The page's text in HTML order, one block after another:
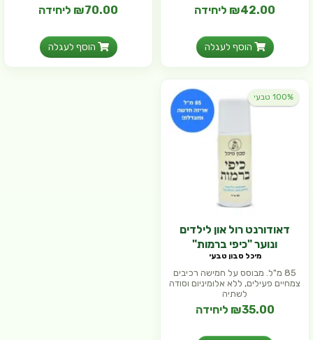
₪42.00 ליחידה
הוסף לעגלה
₪70.00 ליחידה
הוסף לעגלה
100% טבעי
דאודורנט רול און לילדים
ונוער "כיפי ברמות"
מיכל סבון טבעי
85 מ"ל. מבוסס על חמישה רכיבים
צמחיים פעילים, ללא אלומיניום וסודה
לשתיה
₪35.00 ליחידה